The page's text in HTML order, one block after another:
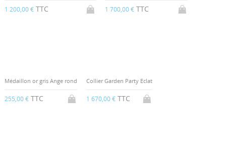
1 200,00 € TTC 1 700,00 € TTC
Médaillon or gris Ange rond
255,00 € TTC
Collier Garden Party Eclat
1 670,00 € TTC